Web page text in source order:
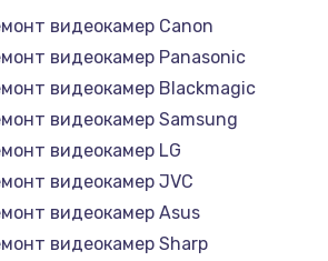
видеокамер Canon
видеокамер Panasonic
видеокамер Blackmagic
видеокамер Samsung
видеокамер LG
видеокамер JVC
видеокамер Asus
видеокамер Sharp